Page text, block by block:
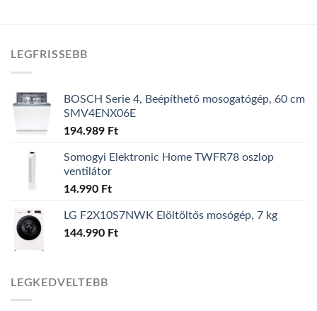
LEGFRISSEBB
BOSCH Serie 4, Beépíthető mosogatógép, 60 cm
SMV4ENX06E
194.989 Ft
Somogyi Elektronic Home TWFR78 oszlop
ventilátor
14.990 Ft
LG F2X10S7NWK Elöltöltős mosógép, 7 kg
144.990 Ft
LEGKEDVELTEBB